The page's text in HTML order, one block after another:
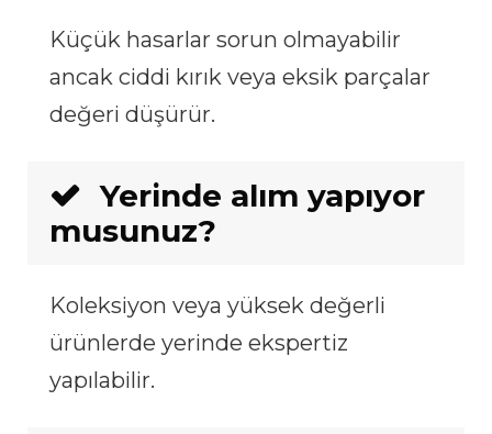
Küçük hasarlar sorun olmayabilir
ancak ciddi kırık veya eksik parçalar
değeri düşürür.
Yerinde alım yapıyor
musunuz?
Koleksiyon veya yüksek değerli
ürünlerde yerinde ekspertiz
yapılabilir.